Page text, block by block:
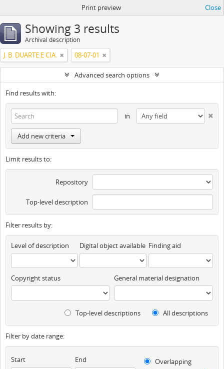
Print preview Close
Showing 3 results
Archival description
J. B. DUARTE E CIA. 08-07-01
Advanced search options
Find results with:
in
Add new criteria
Limit results to:
Repository
Top-level description
Filter results by:
Level of description Digital object available Finding aid
Copyright status General material designation
Top-level descriptions All descriptions
Filter by date range:
Start End
Overlapping